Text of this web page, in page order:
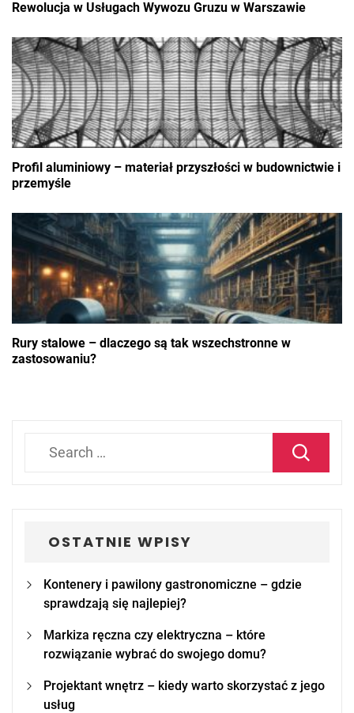
Rewolucja w Usługach Wywozu Gruzu w Warszawie
Profil aluminiowy – materiał przyszłości w budownictwie i
przemyśle
Rury stalowe – dlaczego są tak wszechstronne w
zastosowaniu?
OSTATNIE WPISY
Kontenery i pawilony gastronomiczne – gdzie
sprawdzają się najlepiej?
Markiza ręczna czy elektryczna – które
rozwiązanie wybrać do swojego domu?
Projektant wnętrz – kiedy warto skorzystać z jego
usług